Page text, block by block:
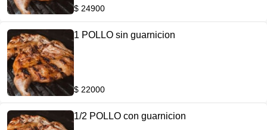
$ 24900
1 POLLO sin guarnicion
$ 22000
1/2 POLLO con guarnicion